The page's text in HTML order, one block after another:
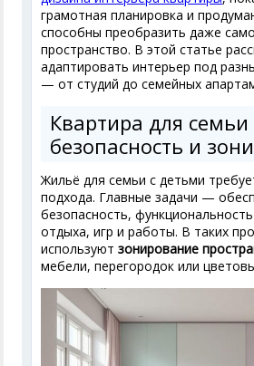
грамотная планировка и
способны преобразить даже
пространство. В этой статье
адаптировать интерьер под
— от студий до семейных
Квартира для
безопасность и
Жильё для семьи с детьми
подхода. Главные задачи —
безопасность,
отдыха, игр и работы. В таких
используютзонирование
мебели, перегородок или